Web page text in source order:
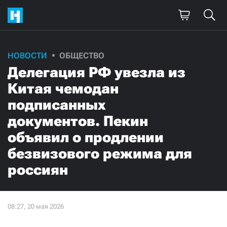
НОВОСТИ ОБЩЕСТВО
Делегация РФ увезла из
Китая чемодан
подписанных
документов. Пекин
объявил о продлении
безвизового режима для
россиян